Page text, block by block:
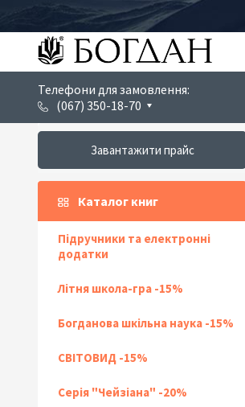
Телефони для замовлення:
(067) 350-18-70
Завантажити прайс
Каталог книг
Підручники та електронні
додатки
Літня школа-гра -15%
Богданова шкільна наука -15%
СВІТОВИД -15%
Серія "Чейзіана" -20%